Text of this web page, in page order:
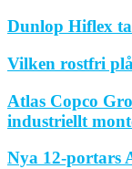
Dunlop Hiflex
Vilken rostfri
Atlas Copco
industriellt
Nya 12-portars